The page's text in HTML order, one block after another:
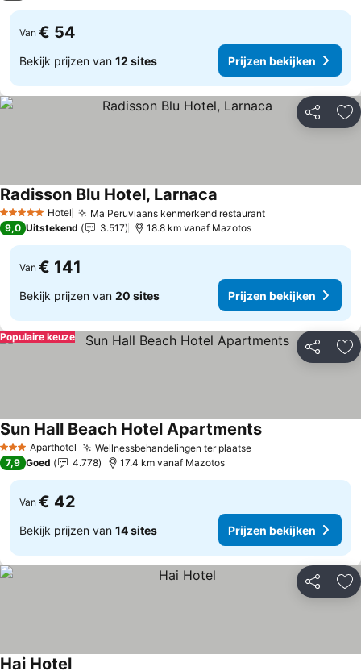
Van € 54
Bekijk prijzen van 12 sites Prijzen bekijken
Delen
5 Sterren Hotel Ma Peruviaans kenmerkend restaurantPrijzen bekijken
Radisson Blu Hotel, Larnaca
9,0 Uitstekend 3.517 18.8 km vanaf Mazotos
Van € 141
Bekijk prijzen van 20 sites Prijzen bekijken
Delen
Populaire keuze
3 SterrenAparthotel Wellnessbehandelingen ter plaatsePrijzen bekijken
Sun Hall Beach Hotel ApartmentsPrijzen bekijken
7,9 Goed 4.778 17.4 km vanaf Mazotos
Van € 42
Bekijk prijzen van 14 sites Prijzen bekijken
Delen
Hai Hotel